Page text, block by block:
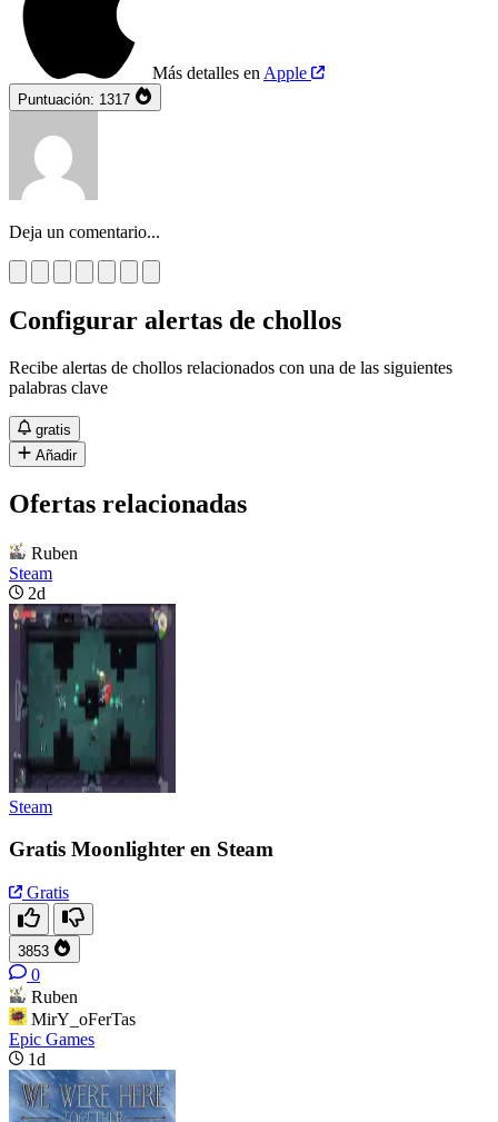
Más detalles en Apple
Puntuación: 1317
Deja un comentario...
Configurar alertas de chollos
Recibe alertas de chollos relacionados con una de las siguientes
palabras clave
gratis
Añadir
Ofertas relacionadas
Ruben
Steam
2d
Steam
Gratis Moonlighter en Steam
Gratis
3853
0
Ruben
MirY_oFerTas
Epic Games
1d